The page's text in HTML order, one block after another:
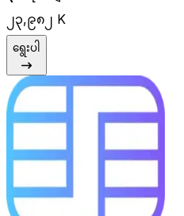
၂၃,၉၈၂ K
ရွေးပါ